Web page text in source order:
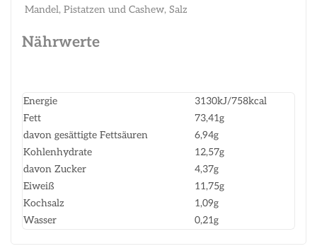
Mandel, Pistatzen und Cashew, Salz
Nährwerte
Energie
3130kJ/758kcal
Fett
73,41g
davon gesättigte Fettsäuren
6,94g
Kohlenhydrate
12,57g
davon Zucker
4,37g
Eiweiß
11,75g
Kochsalz
1,09g
Wasser
0,21g